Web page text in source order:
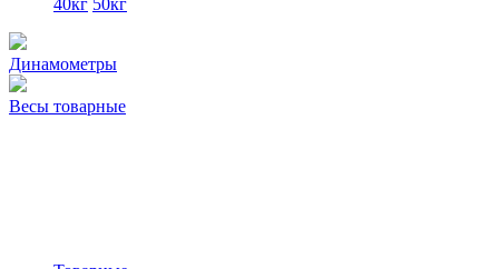
40кг 50кг
Динамометры
Весы товарные